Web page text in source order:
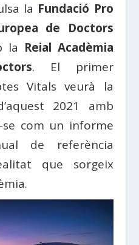
la Fundació Pro
de Doctors
la Reial Acadèmia
. El primer
Vitals veurà la
2021 amb
se com un informe
de referència
que sorgeix